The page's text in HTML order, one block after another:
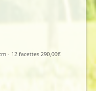
- 12 facettes 290,00€